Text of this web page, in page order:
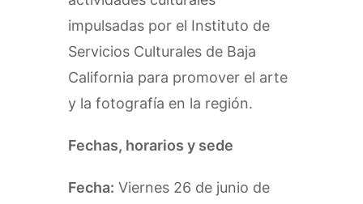
impulsadas por el Instituto de
Servicios Culturales de Baja
California para promover el arte
y la fotografía en la región.
Fechas, horarios y sede
Fecha: Viernes 26 de junio de